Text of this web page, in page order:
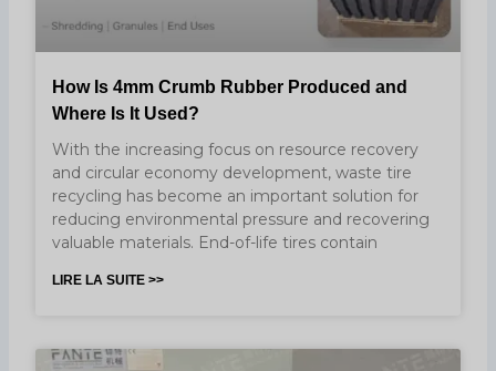
How Is 4mm Crumb Rubber Produced and
Where Is It Used?
With the increasing focus on resource recovery
and circular economy development, waste tire
recycling has become an important solution for
reducing environmental pressure and recovering
valuable materials. End-of-life tires contain
LIRE LA SUITE >>